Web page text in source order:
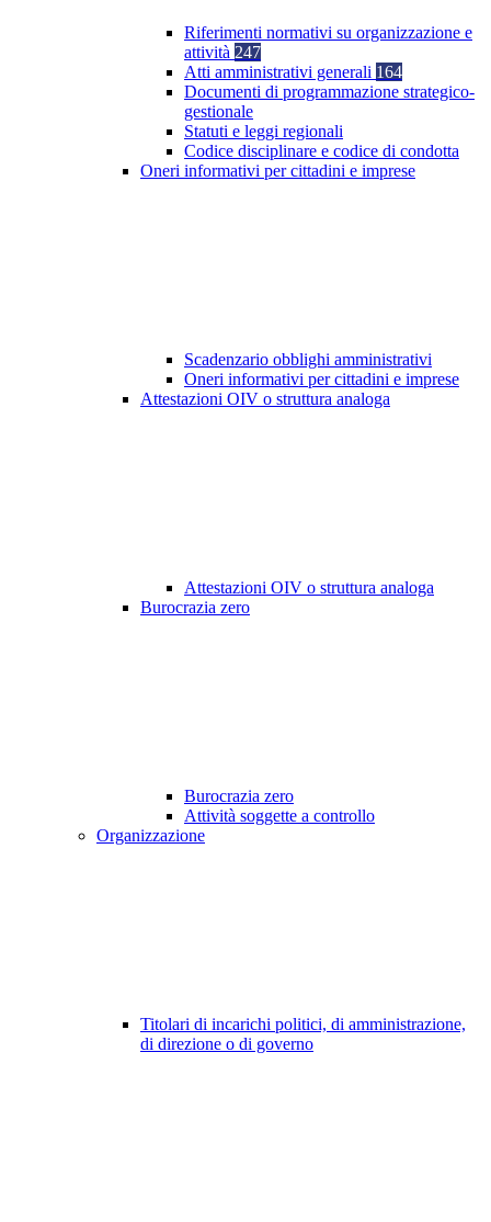
Riferimenti normativi su organizzazione e
attività 247
Atti amministrativi generali 164
Documenti di programmazione strategico-
gestionale
Statuti e leggi regionali
Codice disciplinare e codice di condotta
Oneri informativi per cittadini e imprese
Scadenzario obblighi amministrativi
Oneri informativi per cittadini e imprese
Attestazioni OIV o struttura analoga
Attestazioni OIV o struttura analoga
Burocrazia zero
Burocrazia zero
Attività soggette a controllo
Organizzazione
Titolari di incarichi politici, di amministrazione,
di direzione o di governo